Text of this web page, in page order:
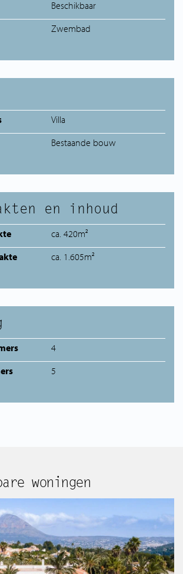
Beschikbaar
Zwembad
Villa
Bestaande bouw
en inhoud
ca. 420m²
ca. 1.605m²
4
5
woningen